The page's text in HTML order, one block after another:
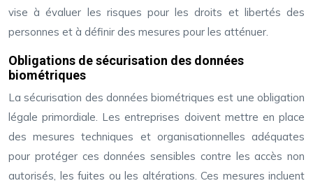
vise à évaluer les risques pour les droits et libertés des
personnes et à définir des mesures pour les atténuer.
Obligations de sécurisation des données
biométriques
La sécurisation des données biométriques est une obligation
légale primordiale. Les entreprises doivent mettre en place
des mesures techniques et organisationnelles adéquates
pour protéger ces données sensibles contre les accès non
autorisés, les fuites ou les altérations. Ces mesures incluent